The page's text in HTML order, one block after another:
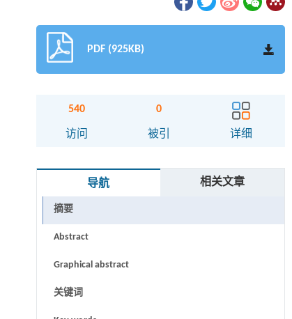
PDF (925KB)
540
访问
0
被引 详细
导航 相关文章
摘要
Abstract
Graphical abstract
关键词